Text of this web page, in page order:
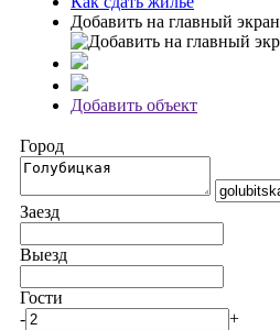
Добавить на главный экран
Добавить объект
Город
Заезд
Выезд
Гости
-
+